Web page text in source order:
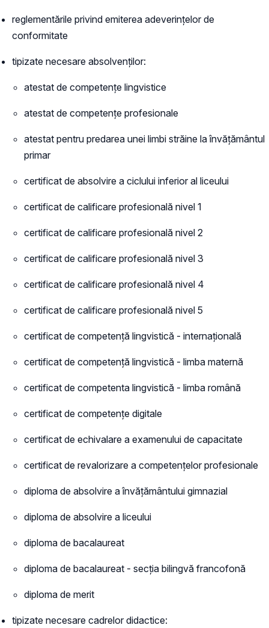
reglementările privind emiterea adeverințelor de
conformitate
tipizate necesare absolvenților:
atestat de competențe lingvistice
atestat de competențe profesionale
atestat pentru predarea unei limbi străine la învățământul
primar
certificat de absolvire a ciclului inferior al liceului
certificat de calificare profesională nivel 1
certificat de calificare profesională nivel 2
certificat de calificare profesională nivel 3
certificat de calificare profesională nivel 4
certificat de calificare profesională nivel 5
certificat de competență lingvistică - internațională
certificat de competență lingvistică - limba maternă
certificat de competenta lingvistică - limba română
certificat de competențe digitale
certificat de echivalare a examenului de capacitate
certificat de revalorizare a competențelor profesionale
diploma de absolvire a învățământului gimnazial
diploma de absolvire a liceului
diploma de bacalaureat
diploma de bacalaureat - secția bilingvă francofonă
diploma de merit
tipizate necesare cadrelor didactice: